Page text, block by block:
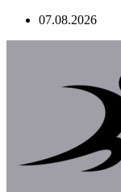
Перейти07.08.2026